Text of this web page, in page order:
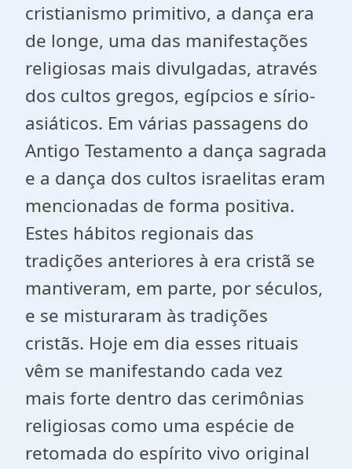
cristianismo primitivo, a dança era
de longe, uma das manifestações
religiosas mais divulgadas, através
dos cultos gregos, egípcios e sírio-
asiáticos. Em várias passagens do
Antigo Testamento a dança sagrada
e a dança dos cultos israelitas eram
mencionadas de forma positiva.
Estes hábitos regionais das
tradições anteriores à era cristã se
mantiveram, em parte, por séculos,
e se misturaram às tradições
cristãs. Hoje em dia esses rituais
vêm se manifestando cada vez
mais forte dentro das cerimônias
religiosas como uma espécie de
retomada do espírito vivo original